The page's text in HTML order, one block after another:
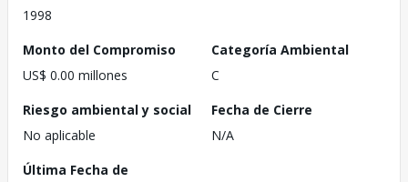
1998
Monto del Compromiso
US$ 0.00 millones
Categoría Ambiental
C
Riesgo ambiental y social
No aplicable
Fecha de Cierre
N/A
Última Fecha de